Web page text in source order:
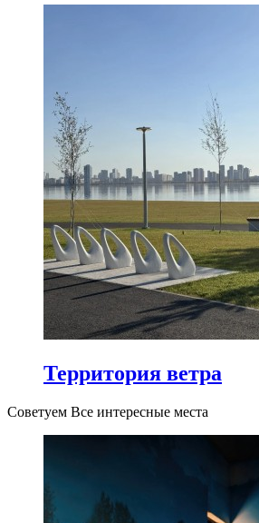
Территория ветра
Советуем Все интересные места